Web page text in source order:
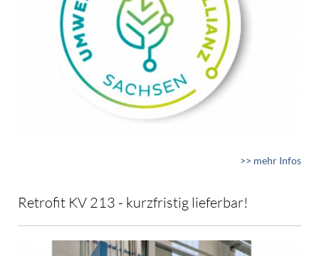
>> mehr Infos
Retrofit KV 213 - kurzfristig lieferbar!